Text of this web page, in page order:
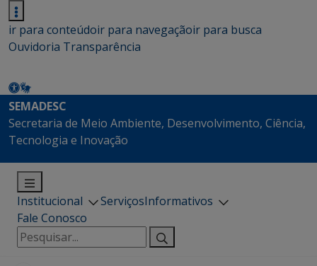
ir para conteúdoir para navegaçãoir para busca
Ouvidoria Transparência
SEMADESC
Secretaria de Meio Ambiente, Desenvolvimento, Ciência,
Tecnologia e Inovação
Institucional ServiçosInformativos
Fale Conosco
Pesquisar
por: